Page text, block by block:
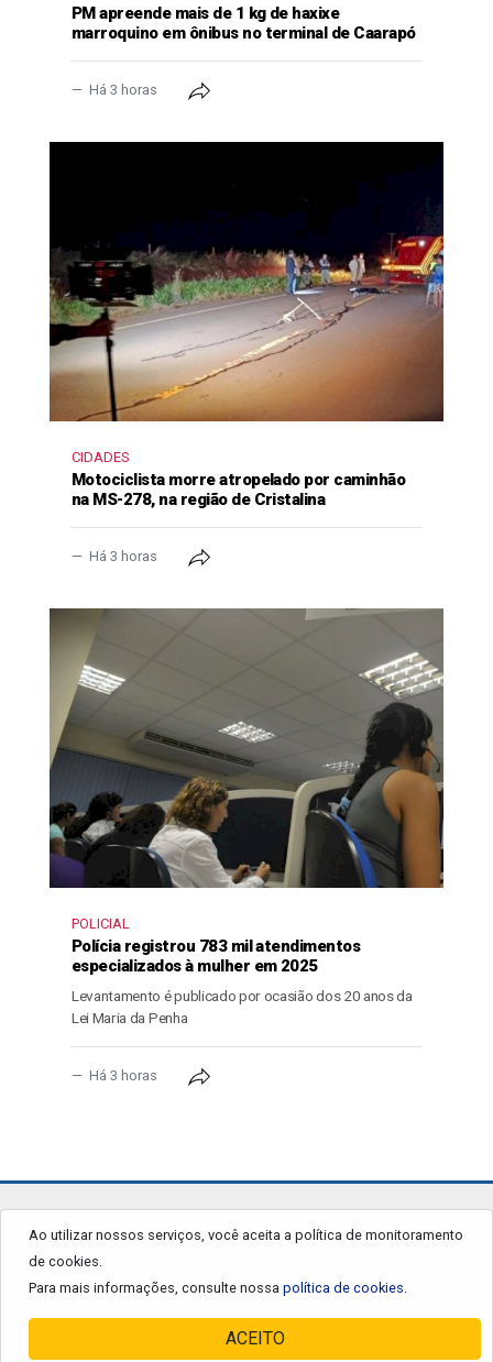
PM apreende mais de 1 kg de haxixe
marroquino em ônibus no terminal de Caarapó
Há 3 horas
CIDADES
Motociclista morre atropelado por caminhão
na MS-278, na região de Cristalina
Há 3 horas
POLICIAL
Polícia registrou 783 mil atendimentos
especializados à mulher em 2025
Levantamento é publicado por ocasião dos 20 anos da
Lei Maria da Penha
Há 3 horas
Ao utilizar nossos serviços, você aceita a política de monitoramento
de cookies.
Para mais informações, consulte nossa política de cookies.
ACEITO
jornalgrandourados.com.br